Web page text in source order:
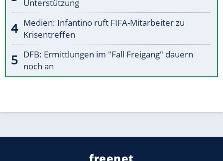
Unterstützung
Medien: Infantino ruft FIFA-Mitarbeiter zu
Krisentreffen
DFB: Ermittlungen im "Fall Freigang" dauern
noch an